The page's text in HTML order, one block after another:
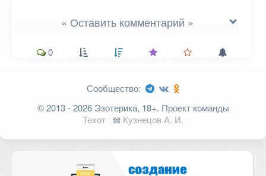
« Оставить комментарий »
Ваш адрес email не будет
опубликован.
Обязательные поля
Комментарий
0
Сообщество:
© 2013 - 2026 Эзотерика, 18+. Проект команды
Техот
𝌴 Кузнецов А. И.